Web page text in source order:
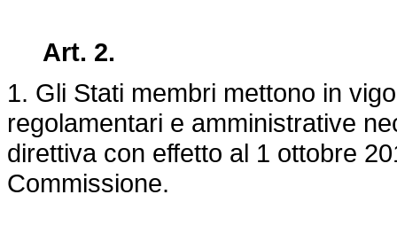
Art. 2.
1. Gli Stati membri mettono in
regolamentari e amministrative
direttiva con effetto al 1 ottobre
Commissione.